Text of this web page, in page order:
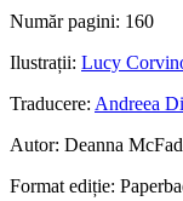
Număr pagini: 160
Ilustrații: Lucy
Traducere: Andreea
Autor: Deanna
Format ediție: